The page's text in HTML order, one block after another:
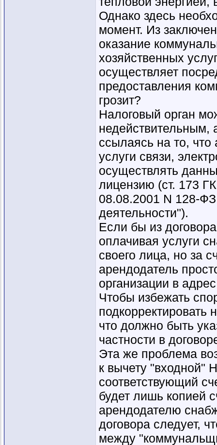
Однако здесь
момент. Из
оказание
хозяйственных
осуществляет
предоставления
грозит?
Налоговый орган
ссылаясь на то, что
услуги связи,
осуществлять
лицензию (ст. 173
08.08.2001 N 128-
деятельности").
Если бы из
оплачивая услуги
своего лица, но за
арендодатель
организации в
Чтобы избежать
подкорректировать
что должно быть
частности в
Эта же проблема
к вычету "входной"
соответствующий
будет лишь копией
арендодателю
договора следует,
между